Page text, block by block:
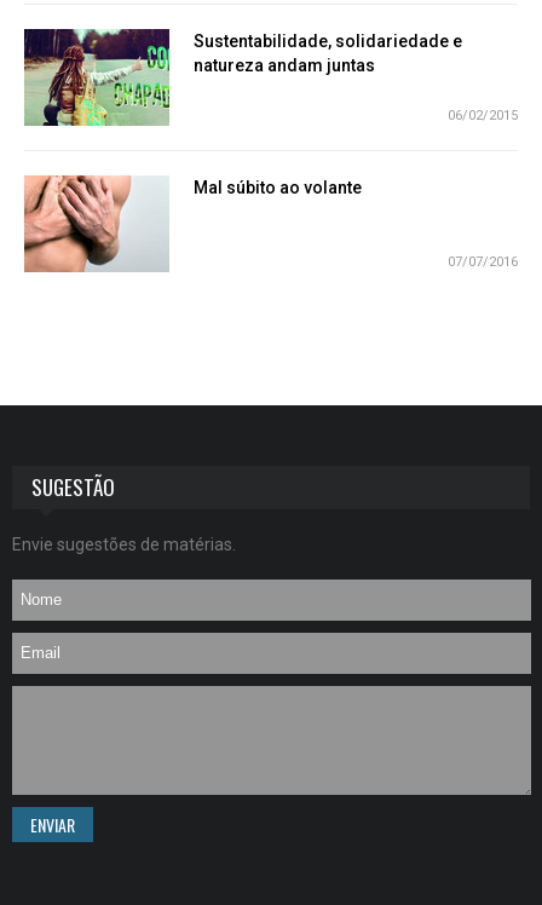
Sustentabilidade, solidariedade e
natureza andam juntas
06/02/2015
Mal súbito ao volante
07/07/2016
SUGESTÃO
Envie sugestões de matérias.
ENVIAR